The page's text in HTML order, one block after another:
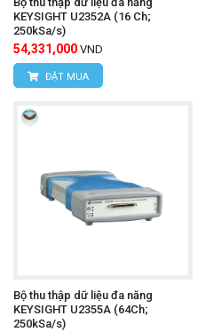
KEYSIGHT U2352A (16 Ch;
250kSa/s)
54,331,000 VND
ĐẶT MUA
Bộ thu thập dữ liệu đa năng
KEYSIGHT U2355A (64Ch;
250kSa/s)